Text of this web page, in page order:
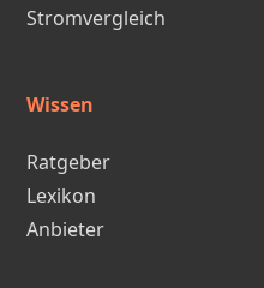
Stromvergleich
Wissen
Ratgeber
Lexikon
Anbieter